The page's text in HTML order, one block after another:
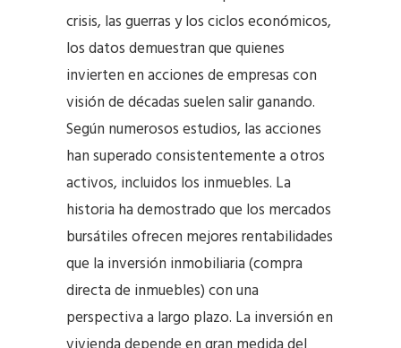
crisis, las guerras y los ciclos económicos,
los datos demuestran que quienes
invierten en acciones de empresas con
visión de décadas suelen salir ganando.
Según numerosos estudios, las acciones
han superado consistentemente a otros
activos, incluidos los inmuebles. La
historia ha demostrado que los mercados
bursátiles ofrecen mejores rentabilidades
que la inversión inmobiliaria (compra
directa de inmuebles) con una
perspectiva a largo plazo. La inversión en